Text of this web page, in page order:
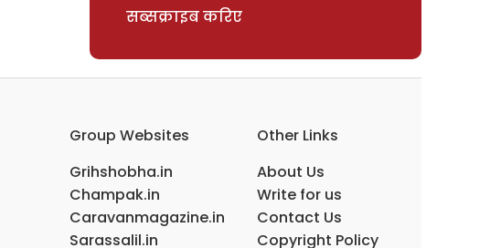
सब्सक्राइब करिए
Group Websites
Grihshobha.in
Champak.in
Caravanmagazine.in
Sarassalil.in
Other Links
About Us
Write for us
Contact Us
Copyright Policy